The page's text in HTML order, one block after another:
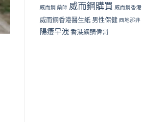
威而鋼 藥師 威而鋼購買 威而鋼香港
威而鋼香港醫生紙 男性保健 西地那非
陽痿早洩 香港網購偉哥